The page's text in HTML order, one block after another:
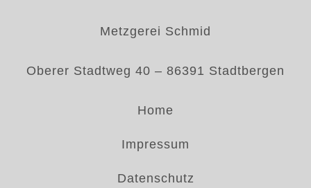
Metzgerei Schmid
Oberer Stadtweg 40 – 86391 Stadtbergen
Home
Impressum
Datenschutz